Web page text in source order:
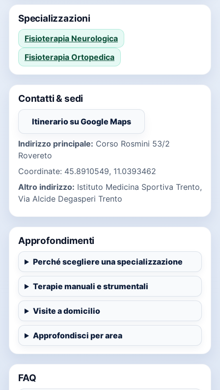
Specializzazioni
Fisioterapia Neurologica
Fisioterapia Ortopedica
Contatti & sedi
Itinerario su Google Maps
(si apre in una nuova finestra)
Indirizzo principale: Corso Rosmini 53/2
Rovereto
Coordinate: 45.8910549, 11.0393462
Altro indirizzo: Istituto Medicina Sportiva Trento,
Via Alcide Degasperi Trento
Approfondimenti
Perché scegliere una specializzazione
Terapie manuali e strumentali
Visite a domicilio
Approfondisci per area
FAQ